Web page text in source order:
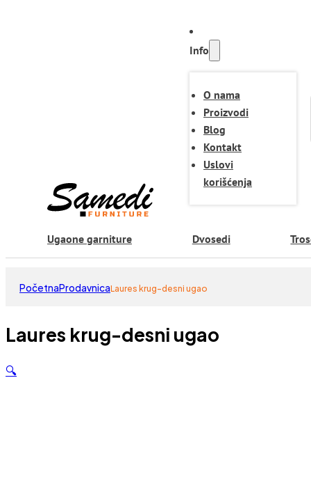
Info
O nama
Proizvodi
Blog
Kontakt
Uslovi
korišćenja
Ugaone garniture Dvosedi
PočetnaProdavnicaLaures krug-desni ugao
Laures krug-desni ugao
🔍